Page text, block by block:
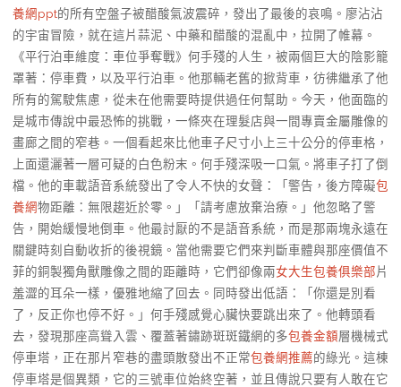
養網ppt的所有空盤子被醋酸氣波震碎，發出了最後的哀鳴。廖沾沾
的宇宙冒險，就在這片蒜泥、中藥和醋酸的混亂中，拉開了帷幕。
《平行泊車維度：車位爭奪戰》何手殘的人生，被兩個巨大的陰影籠
罩著：停車費，以及平行泊車。他那輛老舊的掀背車，彷彿繼承了他
所有的駕駛焦慮，從未在他需要時提供過任何幫助。今天，他面臨的
是城市傳說中最恐怖的挑戰，一條夾在理髮店與一間專賣金屬雕像的
畫廊之間的窄巷。一個看起來比他車子尺寸小上三十公分的停車格，
上面還灑著一層可疑的白色粉末。何手殘深吸一口氣。將車子打了倒
檔。他的車載語音系統發出了令人不快的女聲：「警告，後方障礙包
養網物距離：無限趨近於零。」「請考慮放棄治療。」他忽略了警
告，開始緩慢地倒車。他最討厭的不是語音系統，而是那兩塊永遠在
關鍵時刻自動收折的後視鏡。當他需要它們來判斷車體與那座價值不
菲的銅製獨角獸雕像之間的距離時，它們卻像兩女大生包養俱樂部片
羞澀的耳朵一樣，優雅地縮了回去。同時發出低語：「你還是別看
了，反正你也停不好。」何手殘感覺心臟快要跳出來了。他轉頭看
去，發現那座高聳入雲、覆蓋著鏽跡斑斑鐵網的多包養金額層機械式
停車塔，正在那片窄巷的盡頭散發出不正常包養網推薦的綠光。這棟
停車塔是個異類，它的三號車位始終空著，並且傳說只要有人敢在它